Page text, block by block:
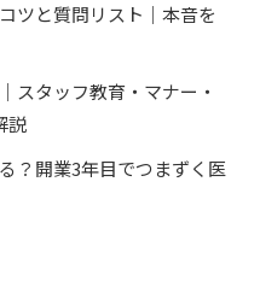
ツと質問リスト｜本音を
スタッフ教育・マナー・
説
？開業3年目でつまずく医